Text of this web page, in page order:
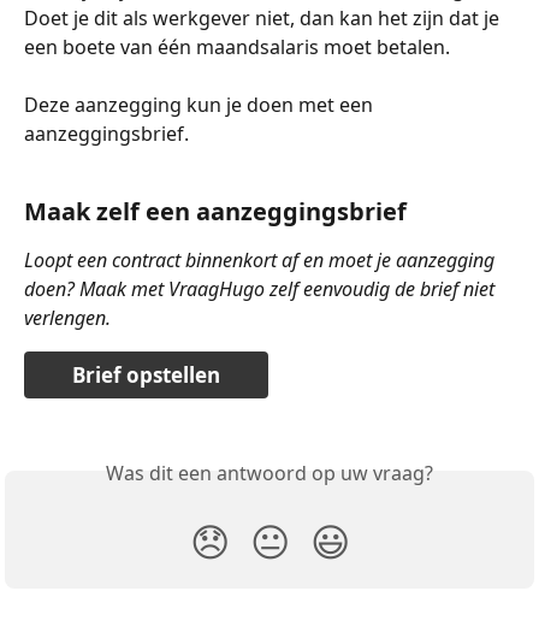
Doet je dit als werkgever niet, dan kan het zijn dat je
een boete van één maandsalaris moet betalen.
Deze aanzegging kun je doen met een
aanzeggingsbrief.
Maak zelf een aanzeggingsbrief
Loopt een contract binnenkort af en moet je aanzegging
doen? Maak met VraagHugo zelf eenvoudig de brief niet
verlengen.
Brief opstellen
Was dit een antwoord op uw vraag?
😞 😐 😃